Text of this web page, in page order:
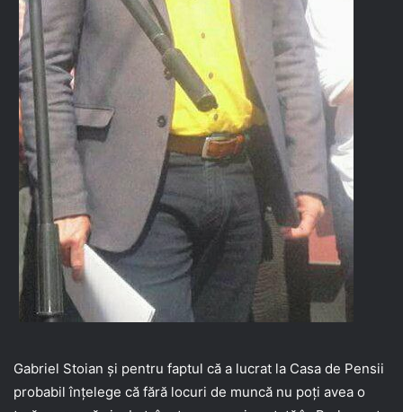
Gabriel Stoian și pentru faptul că a lucrat la Casa de Pensii
probabil înțelege că fără locuri de muncă nu poți avea o